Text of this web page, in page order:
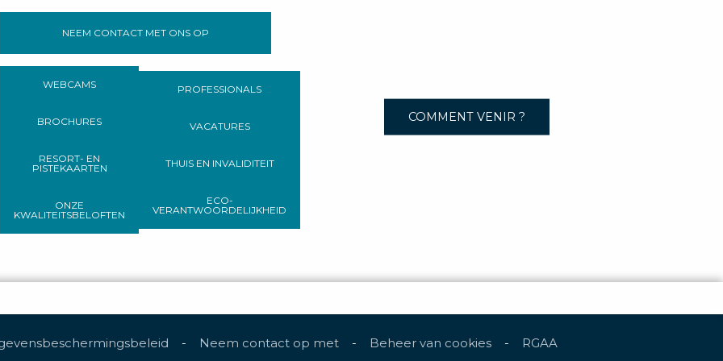
NEEM CONTACT MET ONS OP
WEBCAMS
BROCHURES
RESORT- EN
PISTEKAARTEN
ONZE
KWALITEITSBELOFTEN
PROFESSIONALS
VACATURES
THUIS EN INVALIDITEIT
ECO-
VERANTWOORDELIJKHEID
COMMENT VENIR ?
- Neem contact op met - Beheer van cookies - RGAA